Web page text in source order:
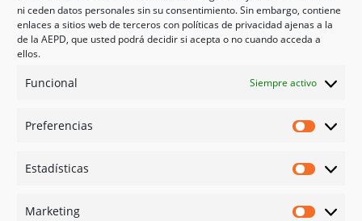
ni ceden datos personales sin su consentimiento. Sin embargo, contiene
enlaces a sitios web de terceros con políticas de privacidad ajenas a la
de la AEPD, que usted podrá decidir si acepta o no cuando acceda a
ellos.
Funcional Siempre activo
Preferencias
Estadísticas
Marketing
Mi cuenta
Tienda
Psicología en Murcia
Guías
Redes sociales
Instagram
Linked in